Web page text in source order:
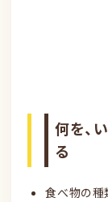
何を、
る
食べ物の種